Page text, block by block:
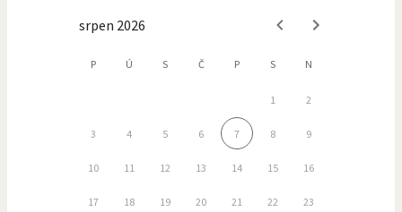
srpen 2026
P Ú S Č P S N
1 2
3 4 5 6 7 8 9
10 11 12 13 14 15 16
17 18 19 20 21 22 23